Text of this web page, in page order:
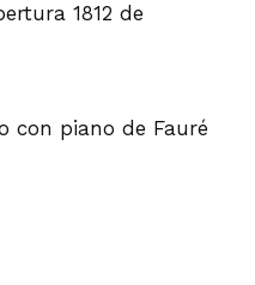
1812 de
con piano de Fauré